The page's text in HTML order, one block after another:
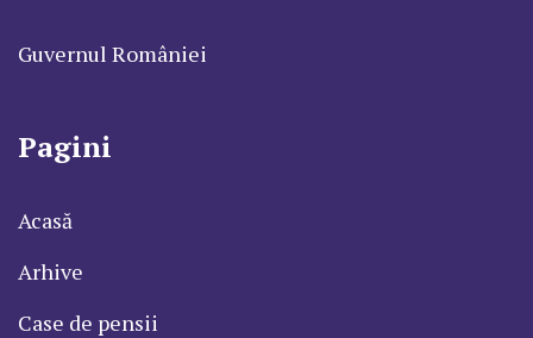
Guvernul României
Pagini
Acasă
Arhive
Case de pensii